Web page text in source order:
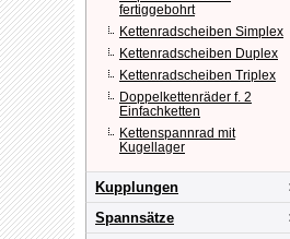
fertiggebohrt
Kettenradscheiben Simplex
Kettenradscheiben Duplex
Kettenradscheiben Triplex
Doppelkettenräder f. 2
Einfachketten
Kettenspannrad mit
Kugellager
Kupplungen
Spannsätze